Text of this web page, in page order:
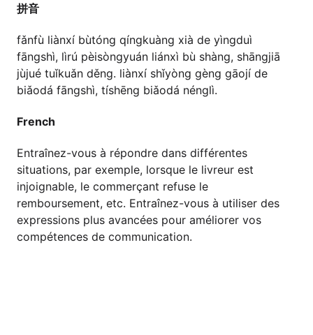
拼音
fǎnfù liànxí bùtóng qíngkuàng xià de yìngduì
fāngshì, lìrú pèisòngyuán liánxì bù shàng, shāngjiā
jùjué tuǐkuǎn děng. liànxí shǐyòng gèng gāojí de
biǎodá fāngshì, tíshēng biǎodá nénglì.
French
Entraînez-vous à répondre dans différentes
situations, par exemple, lorsque le livreur est
injoignable, le commerçant refuse le
remboursement, etc. Entraînez-vous à utiliser des
expressions plus avancées pour améliorer vos
compétences de communication.